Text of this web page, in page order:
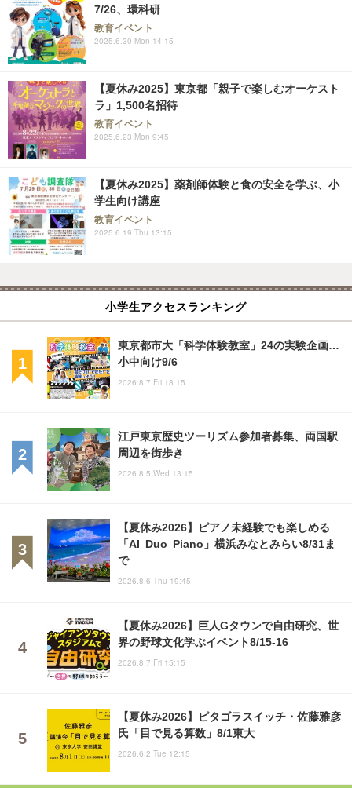
7/26、環科研
教育イベント
2025.6.30 Mon 14:15
【夏休み2025】東京都「親子で楽しむオーケスト
ラ」1,500名招待
教育イベント
2025.6.23 Mon 9:45
【夏休み2025】薬剤師体験と食の安全を学ぶ、小
学生向け講座
教育イベント
2025.6.19 Thu 13:15
小学生アクセスランキング
東京都市大「科学体験教室」24の実験企画…
小中向け9/6
2026.8.7 Fri 18:15
江戸東京歴史ツーリズム参加者募集、両国駅
周辺を街歩き
2026.8.5 Wed 13:15
【夏休み2026】ピアノ未経験でも楽しめる
「AI Duo Piano」横浜みなとみらい8/31ま
で
2026.8.6 Thu 19:45
【夏休み2026】巨人Gタウンで自由研究、世
界の野球文化学ぶイベント8/15-16
2026.8.7 Fri 15:15
【夏休み2026】ピタゴラスイッチ・佐藤雅彦
氏「目で見る算数」8/1東大
2026.6.2 Tue 12:15